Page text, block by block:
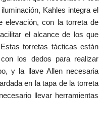
Kahles integra el
elevación, con la torreta de
el alcance de los que
torretas tácticas están
los dedos para realizar
y la llave Allen necesaria
en la tapa de la torreta
llevar herramientas